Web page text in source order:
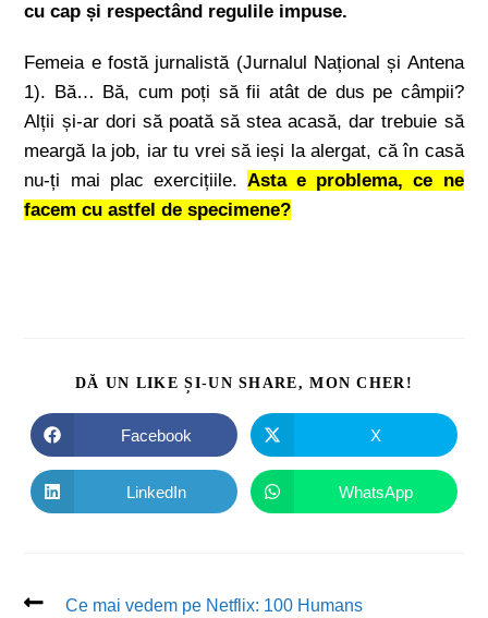
cu cap și respectând regulile impuse.
Femeia e fostă jurnalistă (Jurnalul Național și Antena
1). Bă… Bă, cum poți să fii atât de dus pe câmpii?
Alții și-ar dori să poată să stea acasă, dar trebuie să
meargă la job, iar tu vrei să ieși la alergat, că în casă
nu-ți mai plac exercițiile. Asta e problema, ce ne
facem cu astfel de specimene?
DĂ UN LIKE ȘI-UN SHARE, MON CHER!
Facebook X
LinkedIn WhatsApp
Ce mai vedem pe Netflix: 100 Humans